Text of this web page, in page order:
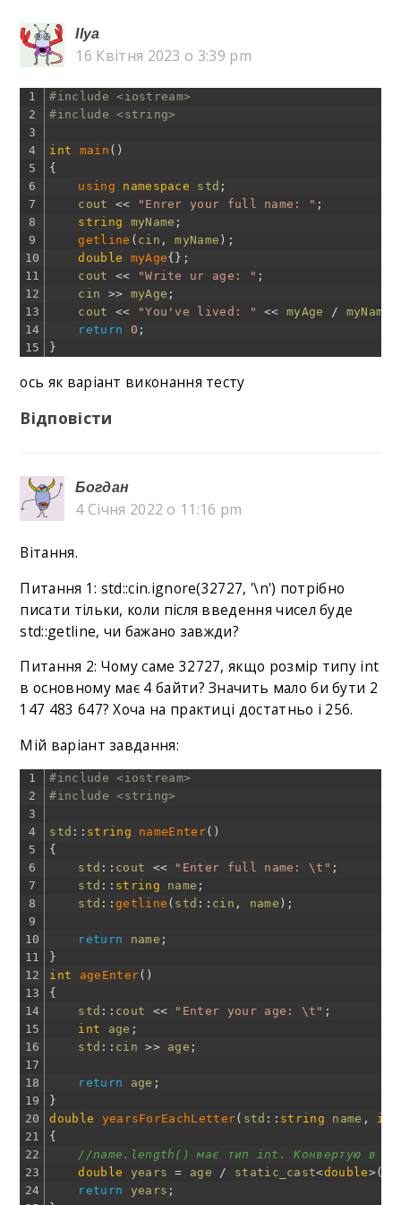
Ilya
16 Квітня 2023 о 3:39 pm
1
2
3
4
5
6
7
8
9
10
11
12
13
14
15
#include <iostream>
#include <string>
int main ( )
{
using namespace std ;
cout
<< "Enrer your full name: " ;
string
myName ;
getline ( cin , myName ) ;
double
myAge{ } ;
cout
<< "Write ur age: " ;
cin
>> myAge ;
cout
<< "You've lived: " << myAge / myName
return
0 ;
}
ось як варіант виконання тесту
Відповісти
Богдан
4 Січня 2022 о 11:16 pm
Вітання.
Питання 1: std::cin.ignore(32727, '\n') потрібно
писати тільки, коли після введення чисел буде
std::getline, чи бажано завжди?
Питання 2: Чому саме 32727, якщо розмір типу int
в основному має 4 байти? Значить мало би бути 2
147 483 647? Хоча на практиці достатньо і 256.
Мій варіант завдання:
1
2
3
4
5
6
7
8
9
10
11
12
13
14
15
16
17
18
19
20
21
22
23
24
#include <iostream>
#include <string>
std :: string nameEnter( )
{
std :: cout << "Enter full name: \t" ;
std :: string name ;
std :: getline ( std :: cin , name ) ;
return name ;
}
int
ageEnter( )
{
std :: cout << "Enter your age: \t" ;
int
age ;
std :: cin >> age ;
return age ;
}
double
yearsForEachLetter( std :: string name ,
int
{
//name.length() має тип int. Конвертую в
double
years = age / static_cast<double>(
return
years ;